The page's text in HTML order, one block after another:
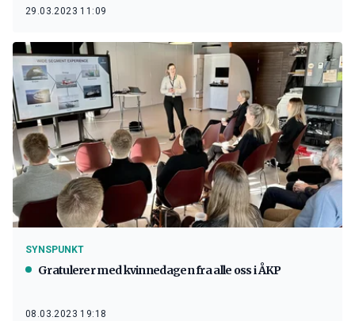
29.03.2023 11:09
SYNSPUNKT
Gratulerer med kvinnedagen fra alle oss i ÅKP
08.03.2023 19:18